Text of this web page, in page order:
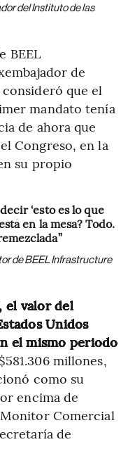
del Instituto de las
BEEL
de
que el
mandato tenía
de ahora que
Congreso, en la
su propio
‘esto es lo que
en la mesa? Todo.
de BEEL Infrastructure
el valor del
Unidos
el mismo periodo
millones,
como su
encima de
Comercial
de